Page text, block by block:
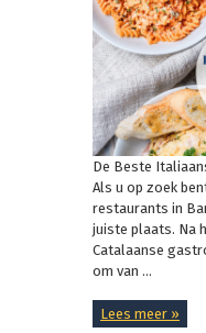
De Beste
Als u op zoek
restaurants in
juiste plaats. Na
Catalaanse
om van ...
Lees meer »